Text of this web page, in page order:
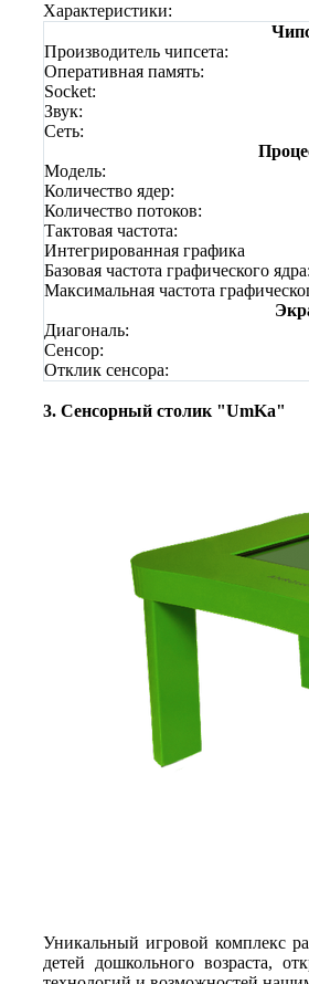
Характеристики:
Производитель чипсета:
Оперативная память:
Socket:
Звук:
Сеть:
Модель:
Количество ядер:
Количество потоков:
Тактовая частота:
Интегрированная графика
Базовая частота графического ядра:
Максимальная частота
Диагональ:
Сенсор:
Отклик сенсора:
3. Сенсорный столик "UmKa"
Уникальный игровой комплекс
детей дошкольного возраста,